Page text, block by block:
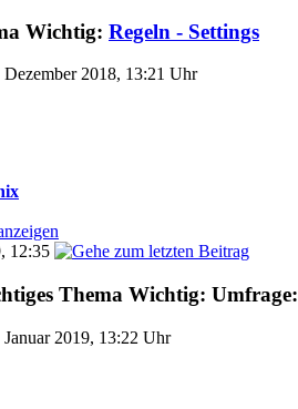
Wichtig: Regeln - Settings
Dezember 2018, 13:21 Uhr
12:35
Wichtig: Umfrage:
Januar 2019, 13:22 Uhr